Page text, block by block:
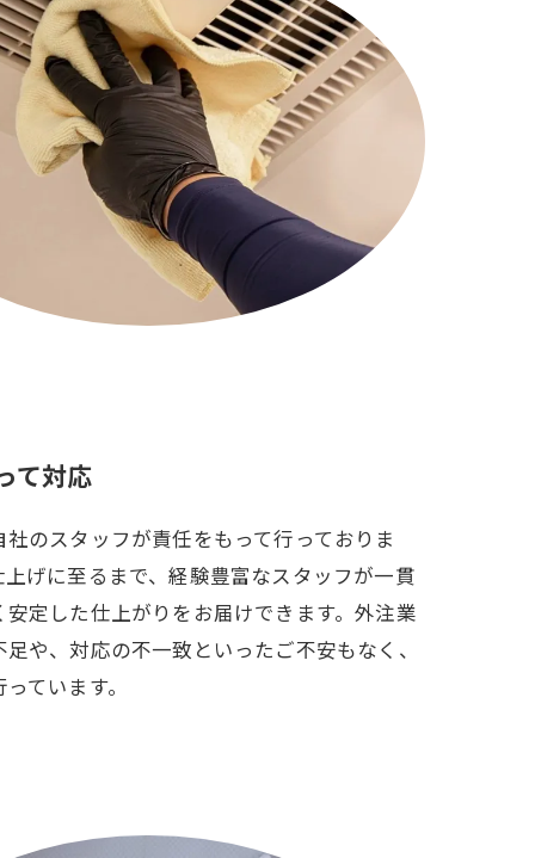
て対応
のスタッフが責任をもって行っておりま
げに至るまで、経験豊富なスタッフが一貫
定した仕上がりをお届けできます。外注業
や、対応の不一致といったご不安もなく、
ています。